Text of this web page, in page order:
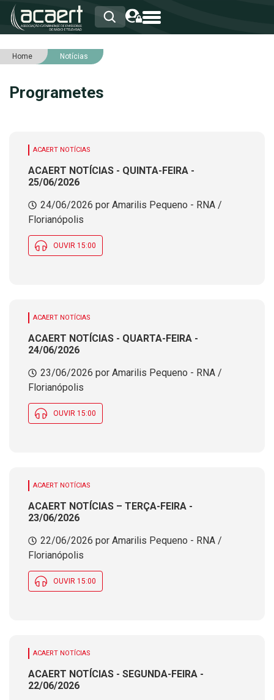
HOME
ASSOCIADOS
SERVIÇOS
Home Notícias
Programetes
ACAERT NOTÍCIAS
ACAERT NOTÍCIAS - QUINTA-FEIRA -
25/06/2026
24/06/2026 por Amarilis Pequeno - RNA /
Florianópolis
OUVIR 15:00
ACAERT NOTÍCIAS
ACAERT NOTÍCIAS - QUARTA-FEIRA -
24/06/2026
23/06/2026 por Amarilis Pequeno - RNA /
Florianópolis
OUVIR 15:00
ACAERT NOTÍCIAS
ACAERT NOTÍCIAS – TERÇA-FEIRA -
23/06/2026
22/06/2026 por Amarilis Pequeno - RNA /
Florianópolis
OUVIR 15:00
ACAERT NOTÍCIAS
ACAERT NOTÍCIAS - SEGUNDA-FEIRA -
22/06/2026